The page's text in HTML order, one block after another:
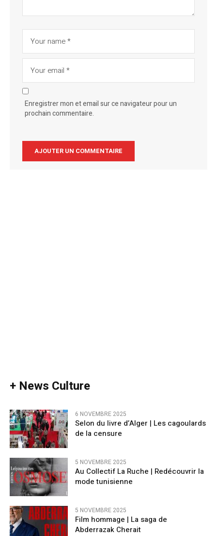
Enregistrer mon et email sur ce navigateur pour un
prochain commentaire.
+ News Culture
6 NOVEMBRE 2025
Selon du livre d’Alger | Les cagoulards
de la censure
5 NOVEMBRE 2025
Au Collectif La Ruche | Redécouvrir la
mode tunisienne
5 NOVEMBRE 2025
Film hommage | La saga de
Abderrazak Cherait